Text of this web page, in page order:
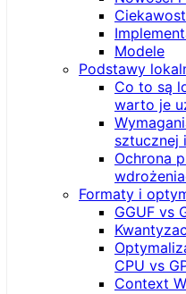
Modele
Podstawy
Co to są
warto je
sztucznej
Ochrona
Formaty i
GGUF vs
CPU vs
Context